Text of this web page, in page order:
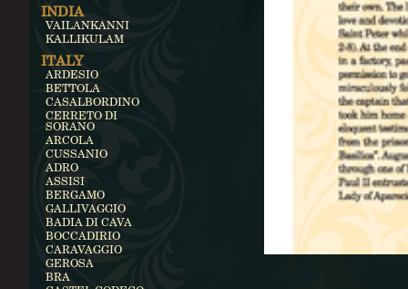
INDIA
VAILANKANNI
KALLIKULAM
ITALY
ARDESIO
BETTOLA
CASALBORDINO
CERRETO DI
SORANO
ARCOLA
CUSSANIO
ADRO
ASSISI
BERGAMO
GALLIVAGGIO
BADIA DI CAVA
BOCCADIRIO
CARAVAGGIO
GEROSA
BRA